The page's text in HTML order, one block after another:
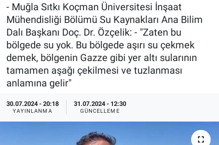
- Muğla Sıtkı Koçman Üniversitesi İnşaat
Mühendisliği Bölümü Su Kaynakları Ana Bilim
Dalı Başkanı Doç. Dr. Özçelik: - "Zaten bu
bölgede su yok. Bu bölgede aşırı su çekmek
demek, bölgenin Gazze gibi yer altı sularının
tamamen aşağı çekilmesi ve tuzlanması
anlamına gelir"
30.07.2024 - 20:18
YAYINLANMA
31.07.2024 - 12:30
GÜNCELLEME
Kültür Sanat
Magazin
Politika
Sağlık
Spor
Haber Arşivi